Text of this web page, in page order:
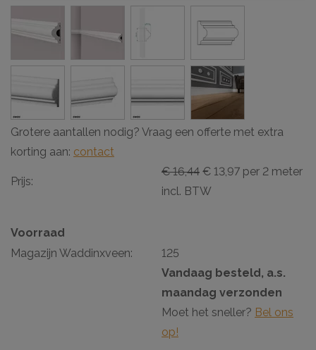
Grotere aantallen nodig? Vraag een offerte met extra
korting aan: contact
Prijs:
€ 16,44 € 13,97 per 2 meter
incl. BTW
Voorraad
Magazijn Waddinxveen:
125
Vandaag besteld, a.s.
maandag verzonden
Moet het sneller? Bel ons
op!